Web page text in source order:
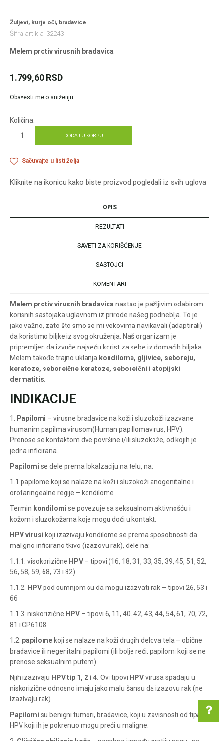
Žuljevi, kurje oči, bradavice
Šifra artikla: 32243
Melem protiv virusnih bradavica
1.799,60 RSD
Obavesti me o sniženju
Količina:
DODAJ U KORPU
Sačuvajte u listi želja
Kliknite na ikonicu kako biste proizvod pogledali iz svih uglova
OPIS
REZULTATI
SAVETI ZA KORIŠĆENJE
SASTOJCI
KOMENTARI
Melem protiv virusnih bradavica nastao je pažljivim odabirom
korisnih sastojaka uglavnom iz prirode našeg podneblja. To je
jako važno, zato što smo se mi vekovima navikavali (adaptirali)
da koristimo biljke iz svog okruženja. Naš organizam je
pripremljen da izvuče najveću korist za sebe iz domaćih biljaka.
Melem takođe trajno uklanja kondilome, gljivice, seboreju,
keratoze, seboreične keratoze, seboreični i atopijski
dermatitis.
INDIKACIJE
1. Papilomi – virusne bradavice na koži i sluzokoži izazvane
humanim papilma virusom(Human papillomavirus, HPV).
Prenose se kontaktom dve površine i/ili sluzokože, od kojih je
jedna inficirana.
Papilomi se dele prema lokalzaciju na telu, na:
1.1.papilome koji se nalaze na koži i sluzokoži anogenitalne i
orofaringealne regije – kondilome
Termin kondilomi se povezuje sa seksualnom aktivnošću i
kožom i sluzokožama koje mogu doći u kontakt.
HPV virusi koji izazivaju kondilome se prema sposobnosti da
maligno inficirano tkivo (izazovu rak), dele na:
1.1.1. visokorizične HPV – tipovi (16, 18, 31, 33, 35, 39, 45, 51, 52,
56, 58, 59, 68, 73 i 82)
1.1.2.
HPVpod sumnjom su da mogu izazvati rak – tipovi 26, 53 i
66
1.1.3. niskorizične HPV – tipovi 6, 11, 40, 42, 43, 44, 54, 61, 70, 72,
81 i CP6108
1.2. papilome koji se nalaze na koži drugih delova tela – obične
bradavice ili negenitalni papilomi (ili bolje reći, papilomi koji se ne
prenose seksualnim putem)
Njih izazivaju HPV tip 1, 2 i 4. Ovi tipovi HPVvirusa spadaju u
niskorizične odnosno imaju jako malu šansu da izazovu rak (ne
izazivaju rak)
Papilomi su benigni tumori, bradavice, koji u zavisnosti od tipa
HPV koji ih je pokrenuo mogu preći u maligne.